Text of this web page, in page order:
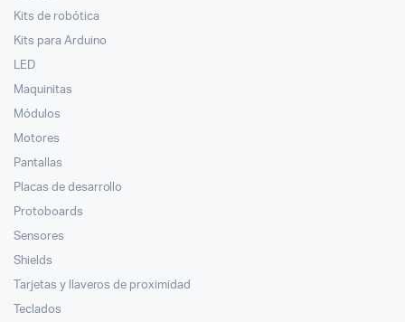
Kits de robótica
Kits para Arduino
LED
Maquinitas
Módulos
Motores
Pantallas
Placas de desarrollo
Protoboards
Sensores
Shields
Tarjetas y llaveros de proximidad
Teclados